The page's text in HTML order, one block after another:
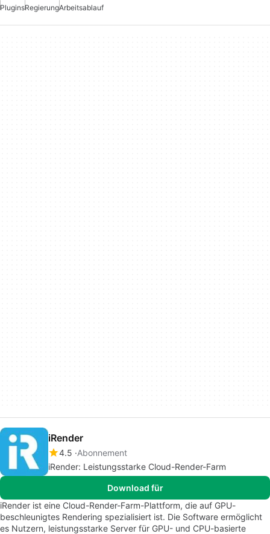
PluginsRegierungArbeitsablauf
iRender
4.5 Abonnement
iRender: Leistungsstarke Cloud-Render-Farm
Download für
iRender ist eine Cloud-Render-Farm-Plattform, die auf GPU-
beschleunigtes Rendering spezialisiert ist. Die Software ermöglicht
es Nutzern, leistungsstarke Server für GPU- und CPU-basierte